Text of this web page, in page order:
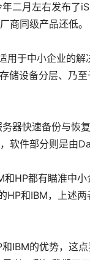
二月左右发布了
商同级产品还低。
于中小企业的解
储设备分层、乃
器快速备份与恢
软件部分则是由
HP都有瞄准中
和IBM，上述
IBM的优势，这